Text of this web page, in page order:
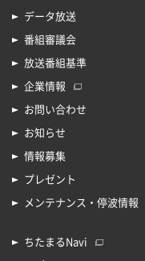
データ放送
番組審議会
放送番組基準
企業情報
お問い合わせ
お知らせ
情報募集
プレゼント
メンテナンス・停波情報
ちたまるNavi